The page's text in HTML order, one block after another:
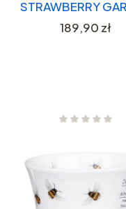
STRAWBERRY
Cena
189,90 zł